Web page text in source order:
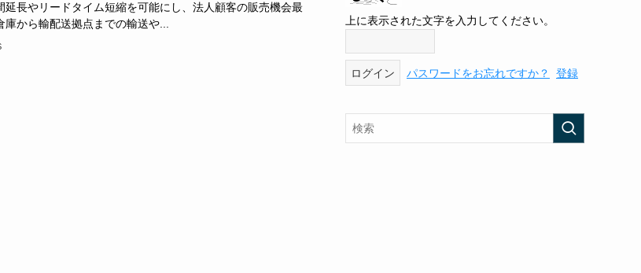
延長やリードタイム短縮を可能にし、法人顧客の販売機会最
から輸配送拠点までの輸送や...
上に表示された文字を入力してください。
パスワードをお忘れですか？ 登録